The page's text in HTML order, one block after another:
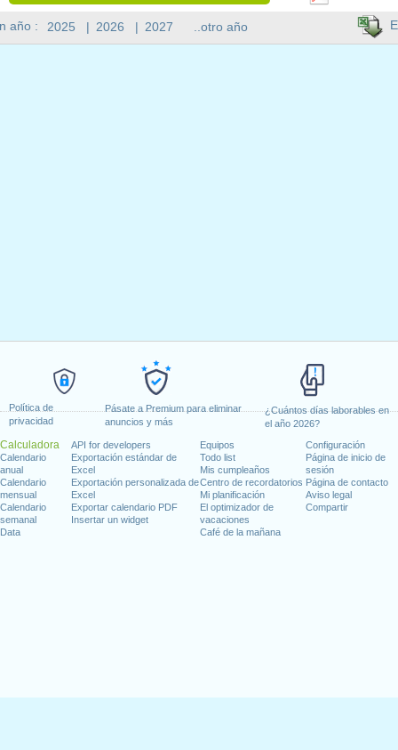
Política de
privacidad
Pásate a Premium para eliminar
anuncios y más
¿Cuántos días laborables en
el año 2026?
Calculadora
Calendario
anual
Calendario
mensual
Calendario
semanal
Data
API for developers
Exportación estándar de
Excel
Exportación personalizada de
Excel
Exportar calendario PDF
Insertar un widget
Equipos
Todo list
Mis cumpleaños
Centro de recordatorios
Mi planificación
El optimizador de
vacaciones
Café de la mañana
Configuración
Página de inicio de
sesión
Página de contacto
Aviso legal
Compartir
año : 2025 | 2026 | 2027 ..otro año